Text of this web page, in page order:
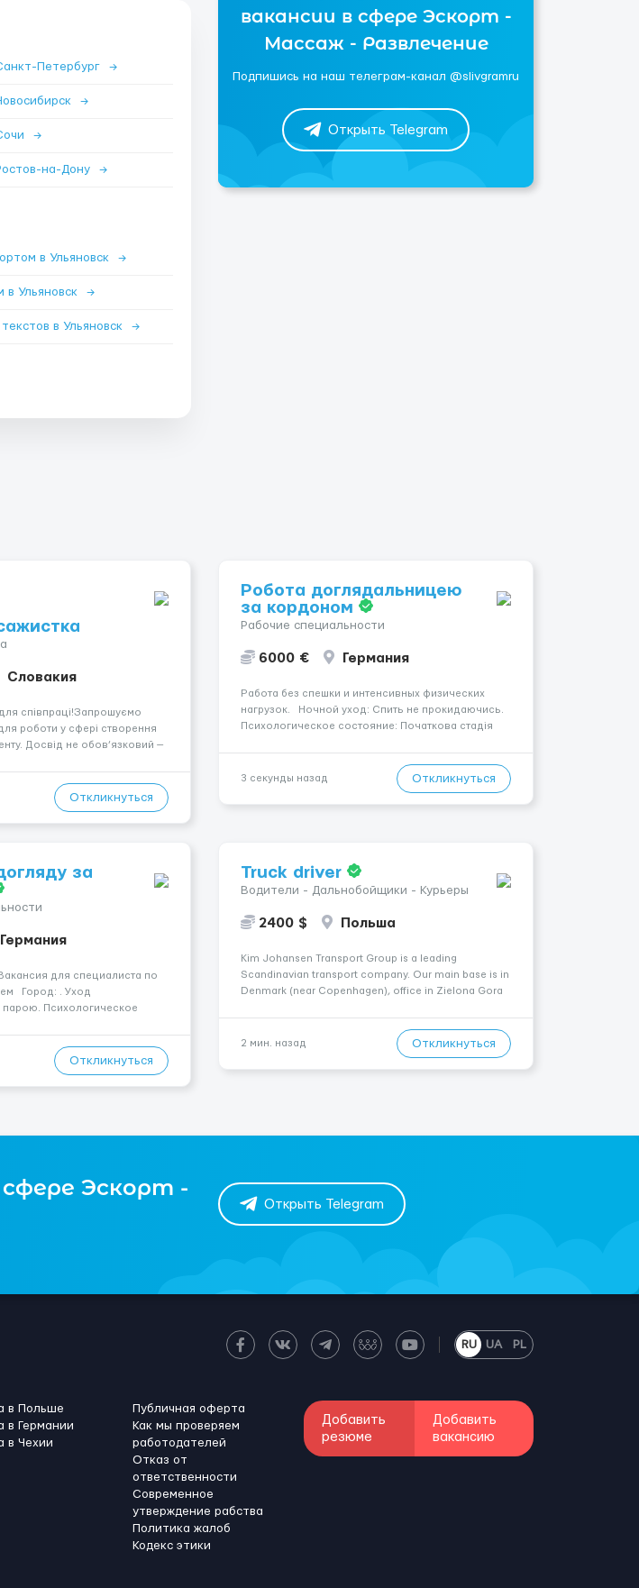
Петербург →
→
→
на-Дону →
в Ульяновск →
в Ульяновск →
в Ульяновск →
вакансии в сфере Эскорт -
Массаж - Развлечение
Подпишись на наш телеграм-канал @slivgramru
Открыть Telegram
Словакия
співпраці!Запрошуємо
для роботи у сфері створення
Досвід не обов’язковий —
підтримку.
поважаємо особ...
Откликнуться
Робота доглядальницею
за кордоном
Рабочие специальности
6000 € Германия
Работа без спешки и интенсивных физических
нагрузок. Ночной уход: Спить не прокидаючись.
Психологическое состояние: Початкова стадія
1450 €. Мобильность пациента: Прикутий до ліжка
3 секунды назад Откликнуться
за
Германия
для специалиста по
Город: . Уход
парою. Психологическое
Основные
Откликнуться
Truck driver
Водители - Дальнобойщики - Курьеры
2400 $ Польша
Kim Johansen Transport Group is a leading
Scandinavian transport company. Our main base is in
Denmark (near Copenhagen), office in Zielona Gora
Poland, Norway, Sweden, England. What we of...
2 мин. назад Откликнуться
Эскорт -
Открыть Telegram
RU UA PL
в Польше
в Германии
в Чехии
Публичная оферта
Как мы проверяем
работодателей
Отказ от
ответственности
Современное
утверждение рабства
Политика жалоб
Кодекс этики
Добавить
резюме
Добавить
вакансию